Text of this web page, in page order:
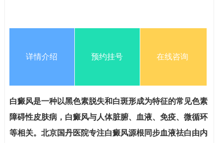
详情介绍 预约挂号 在线咨询
白癜风是一种以黑色素脱失和白斑形成为特征的常见色素
障碍性皮肤病，白癜风与人体脏腑、血液、免疫、微循环
等相关。北京国丹医院专注白癜风源根同步血液祛白由内